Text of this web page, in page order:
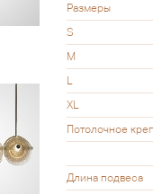
Размеры
S
M
L
XL
Потолочное
Длина подвеса